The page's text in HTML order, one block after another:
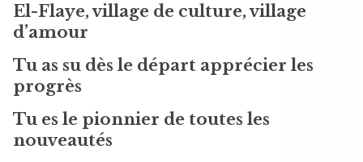
El-Flaye, village de culture, village
d’amour
Tu as su dès le départ apprécier les
progrès
Tu es le pionnier de toutes les
nouveautés